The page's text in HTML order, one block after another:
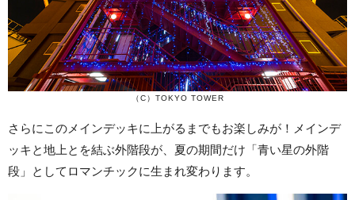
（C） TOKYO TOWER
さらにこのメインデッキに上がるまでもお楽しみが！メインデ
ッキと地上とを結ぶ外階段が、夏の期間だけ「青い星の外階
段」としてロマンチックに生まれ変わります。